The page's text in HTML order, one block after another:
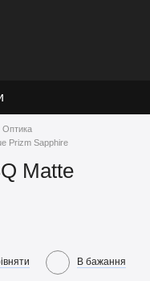
Оптика
Prizm Sapphire
Matte
В бажання